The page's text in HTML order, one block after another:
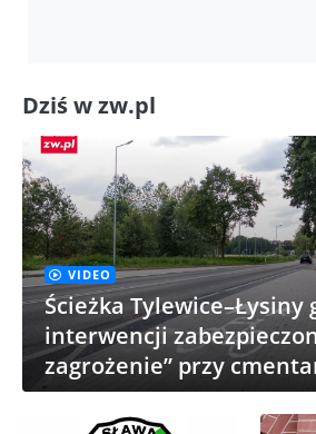
Dziś w zw.pl
VIDEO
Ścieżka Tylewice–Łysiny
interwencji
zagrożenie” przy